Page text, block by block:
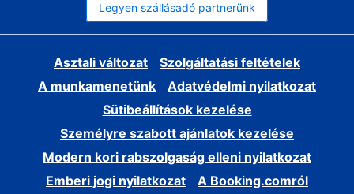
Legyen szállásadó partnerünk
Asztali változat
Szolgáltatási feltételek
A munkamenetünk
Adatvédelmi nyilatkozat
Sütibeállítások kezelése
Személyre szabott ajánlatok kezelése
Modern kori rabszolgaság elleni nyilatkozat
Emberi jogi nyilatkozat
A Booking.comról